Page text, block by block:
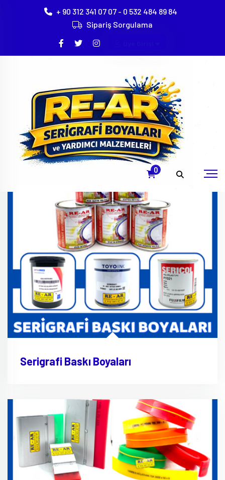
+ 90 312 341 07 07 - 0 532 484 89 84
Sipariş Sorgulama
0
RE-AR SERİGRAFİ MALZEMELERİ
Ürün Grupları
Serigrafi Baskı Boyaları